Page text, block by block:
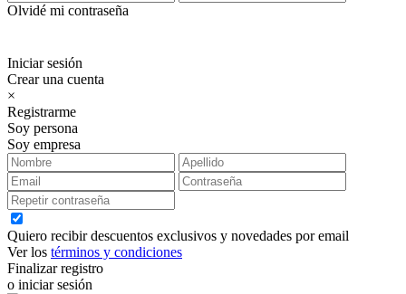
Olvidé mi contraseña
Iniciar sesión
Crear una cuenta
×
Registrarme
Soy persona
Soy empresa
Quiero recibir descuentos exclusivos y novedades por email
Ver los términos y condiciones
Finalizar registro
o iniciar sesión